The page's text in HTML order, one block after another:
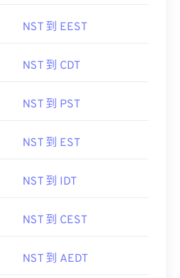
NST 到 EEST
NST 到 CDT
NST 到 PST
NST 到 EST
NST 到 IDT
NST 到 CEST
NST 到 AEDT